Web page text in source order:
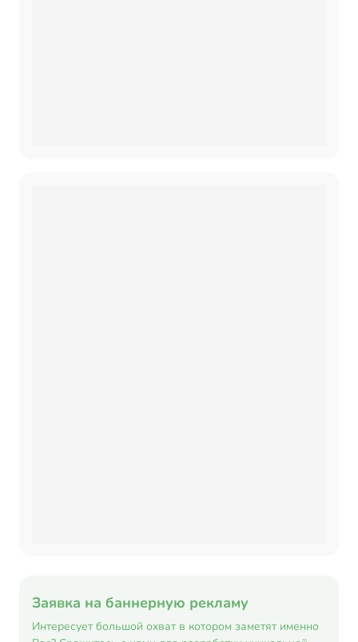
Заявка на баннерную рекламу
Интересует большой охват в котором заметят именно